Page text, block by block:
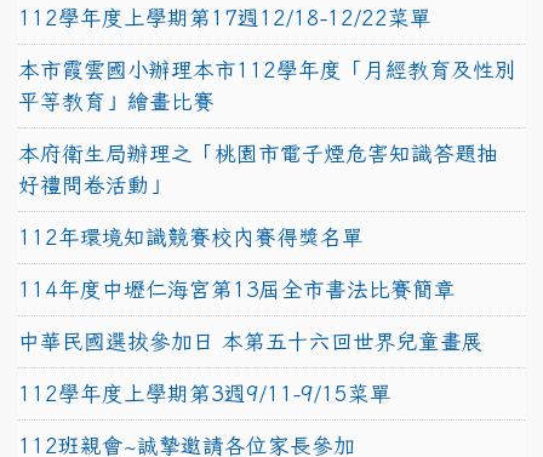
112學年度上學期第17週12/18-12/22菜單
本市霞雲國小辦理本市112學年度「月經教育及性別
平等教育」繪畫比賽
本府衛生局辦理之「桃園市電子煙危害知識答題抽
好禮問卷活動」
112年環境知識競賽校內賽得獎名單
114年度中壢仁海宮第13屆全市書法比賽簡章
中華民國選拔參加日 本第五十六回世界兒童畫展
112學年度上學期第3週9/11-9/15菜單
112班親會~誠摯邀請各位家長參加